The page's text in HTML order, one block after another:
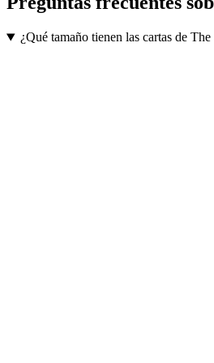
¿Qué tamaño tienen las cartas de